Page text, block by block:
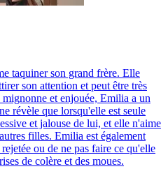
taquiner son grand frère. Elle
son attention et peut être très
et enjouée, Emilia a un
révèle que lorsqu'elle est seule
et jalouse de lui, et elle n'aime
filles. Emilia est également
ou de ne pas faire ce qu'elle
de colère et des moues.